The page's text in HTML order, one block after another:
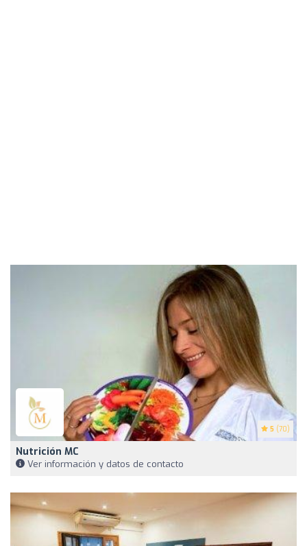
5 (70)
Nutrición MC
Ver información y datos de contacto